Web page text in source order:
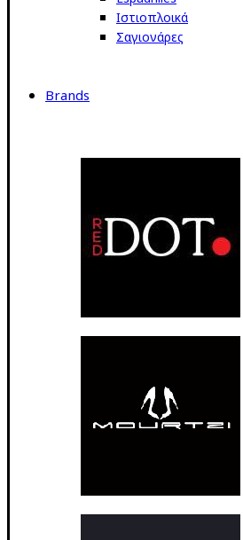
Ιστιοπλοικά
Σαγιονάρες
Brands